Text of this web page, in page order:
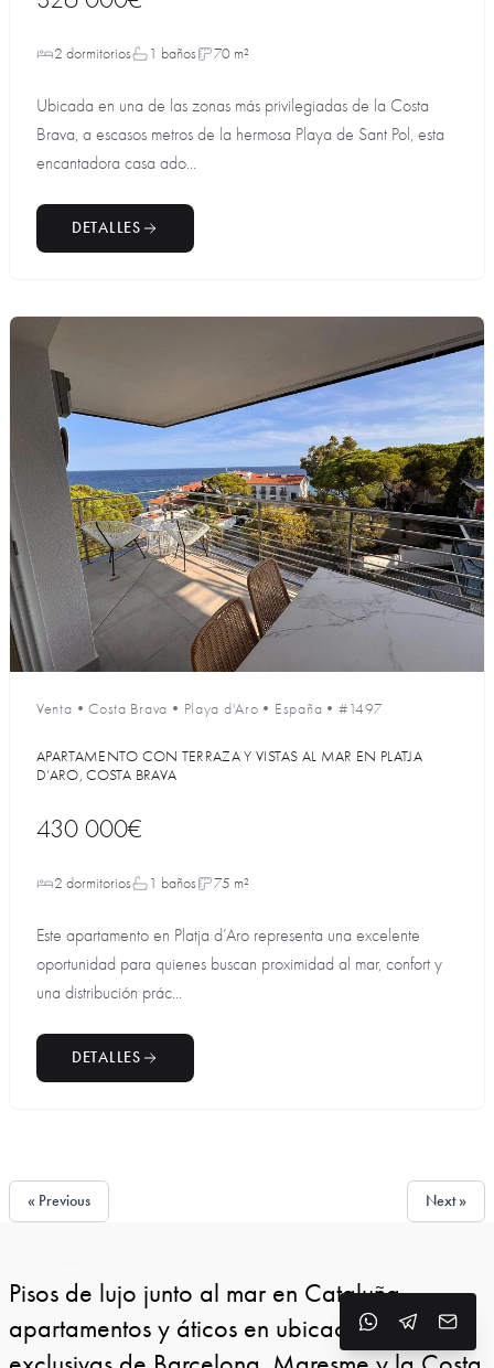
2 dormitorios 1 baños 70 m²
Ubicada en una de las zonas más privilegiadas de la Costa
Brava, a escasos metros de la hermosa Playa de Sant Pol, esta
encantadora casa ado...
DETALLES
Venta •Costa Brava • Playa d'Aro • España • #1497
APARTAMENTO CON TERRAZA Y VISTAS AL MAR EN PLATJA
D’ARO, COSTA BRAVA
430 000€
2 dormitorios 1 baños 75 m²
Este apartamento en Platja d’Aro representa una excelente
oportunidad para quienes buscan proximidad al mar, confort y
una distribución prác...
DETALLES
« Previous Next »
Pisos de lujo junto al mar en Cataluña —
apartamentos y áticos en ubicaciones